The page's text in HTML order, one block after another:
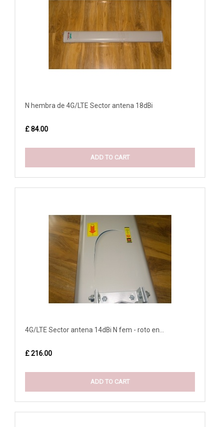
N hembra de 4G/LTE Sector antena 18dBi
£ 84.00
ADD TO CART
4G/LTE Sector antena 14dBi N fem - roto en...
£ 216.00
ADD TO CART